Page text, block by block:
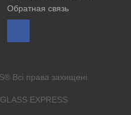
Обратная связь
Всі права захищені.
GLASS EXPRESS